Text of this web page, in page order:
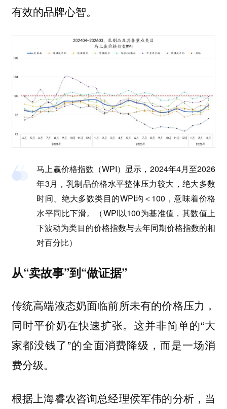
有效的品牌心智。
马上赢价格指数（WPI）显示，2024年4月至2026
年3月，乳制品价格水平整体压力较大，绝大多数
时间、绝大多数类目的WPI均＜100，意味着价格
水平同比下滑。（WPI以100为基准值，其数值上
下波动为类目的价格指数与去年同期价格指数的相
对百分比）
从“卖故事”到“做证据”
传统高端液态奶面临前所未有的价格压力，
同时平价奶在快速扩张。这并非简单的“大
家都没钱了”的全面消费降级，而是一场消
费分级。
根据上海睿农咨询总经理侯军伟的分析，当